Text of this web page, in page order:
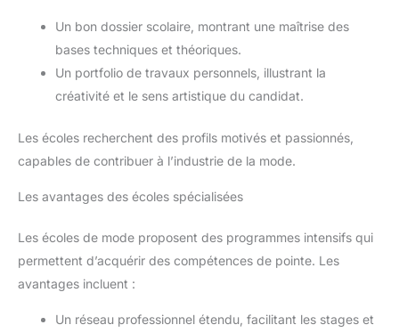
Un bon dossier scolaire, montrant une maîtrise des
bases techniques et théoriques.
Un portfolio de travaux personnels, illustrant la
créativité et le sens artistique du candidat.
Les écoles recherchent des profils motivés et passionnés,
capables de contribuer à l’industrie de la mode.
Les avantages des écoles spécialisées
Les écoles de mode proposent des programmes intensifs qui
permettent d’acquérir des compétences de pointe. Les
avantages incluent :
Un réseau professionnel étendu, facilitant les stages et